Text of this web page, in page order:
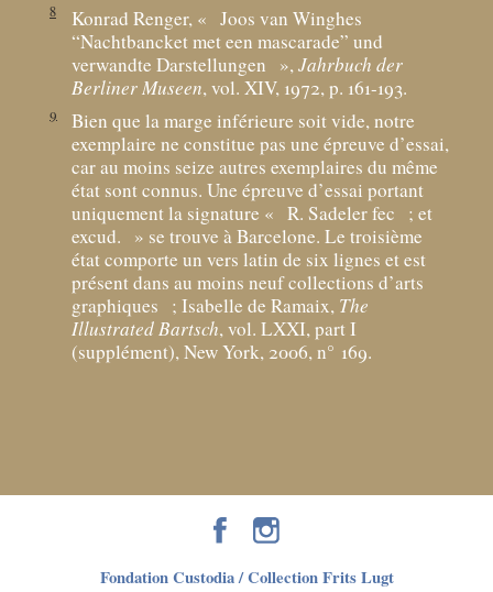
8 Konrad Renger, « Joos van Winghes
“Nachtbancket met een mascarade” und
verwandte Darstellungen
»,Jahrbuch der
Berliner Museen, vol. XIV, 1972, p. 161-193.
9
Bien que la marge inférieure soit vide, notre
exemplaire ne constitue pas une épreuve d’essai,
car au moins seize autres exemplaires du même
état sont connus. Une épreuve d’essai portant
uniquement la signature « R. Sadeler fec
; et
excud.
» se trouve à Barcelone. Le troisième
état comporte un vers latin de six lignes et est
présent dans au moins neuf collections d’arts
graphiques
; Isabelle de Ramaix, The
Illustrated Bartsch, vol. LXXI, part I
(supplément), New York, 2006, n° 169.
Fondation Custodia / Collection Frits Lugt